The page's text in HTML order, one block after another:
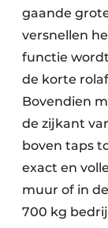
gaande
versnellen
functie
de korte
Bovendien
de zijkant
boven taps
exact en
muur of in
700 kg